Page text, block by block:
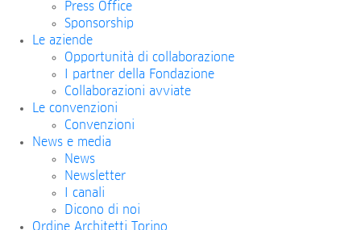
Press Office
Sponsorship
Le aziende
Opportunità di collaborazione
I partner della Fondazione
Collaborazioni avviate
Le convenzioni
Convenzioni
News e media
News
Newsletter
I canali
Dicono di noi
Ordine Architetti Torino